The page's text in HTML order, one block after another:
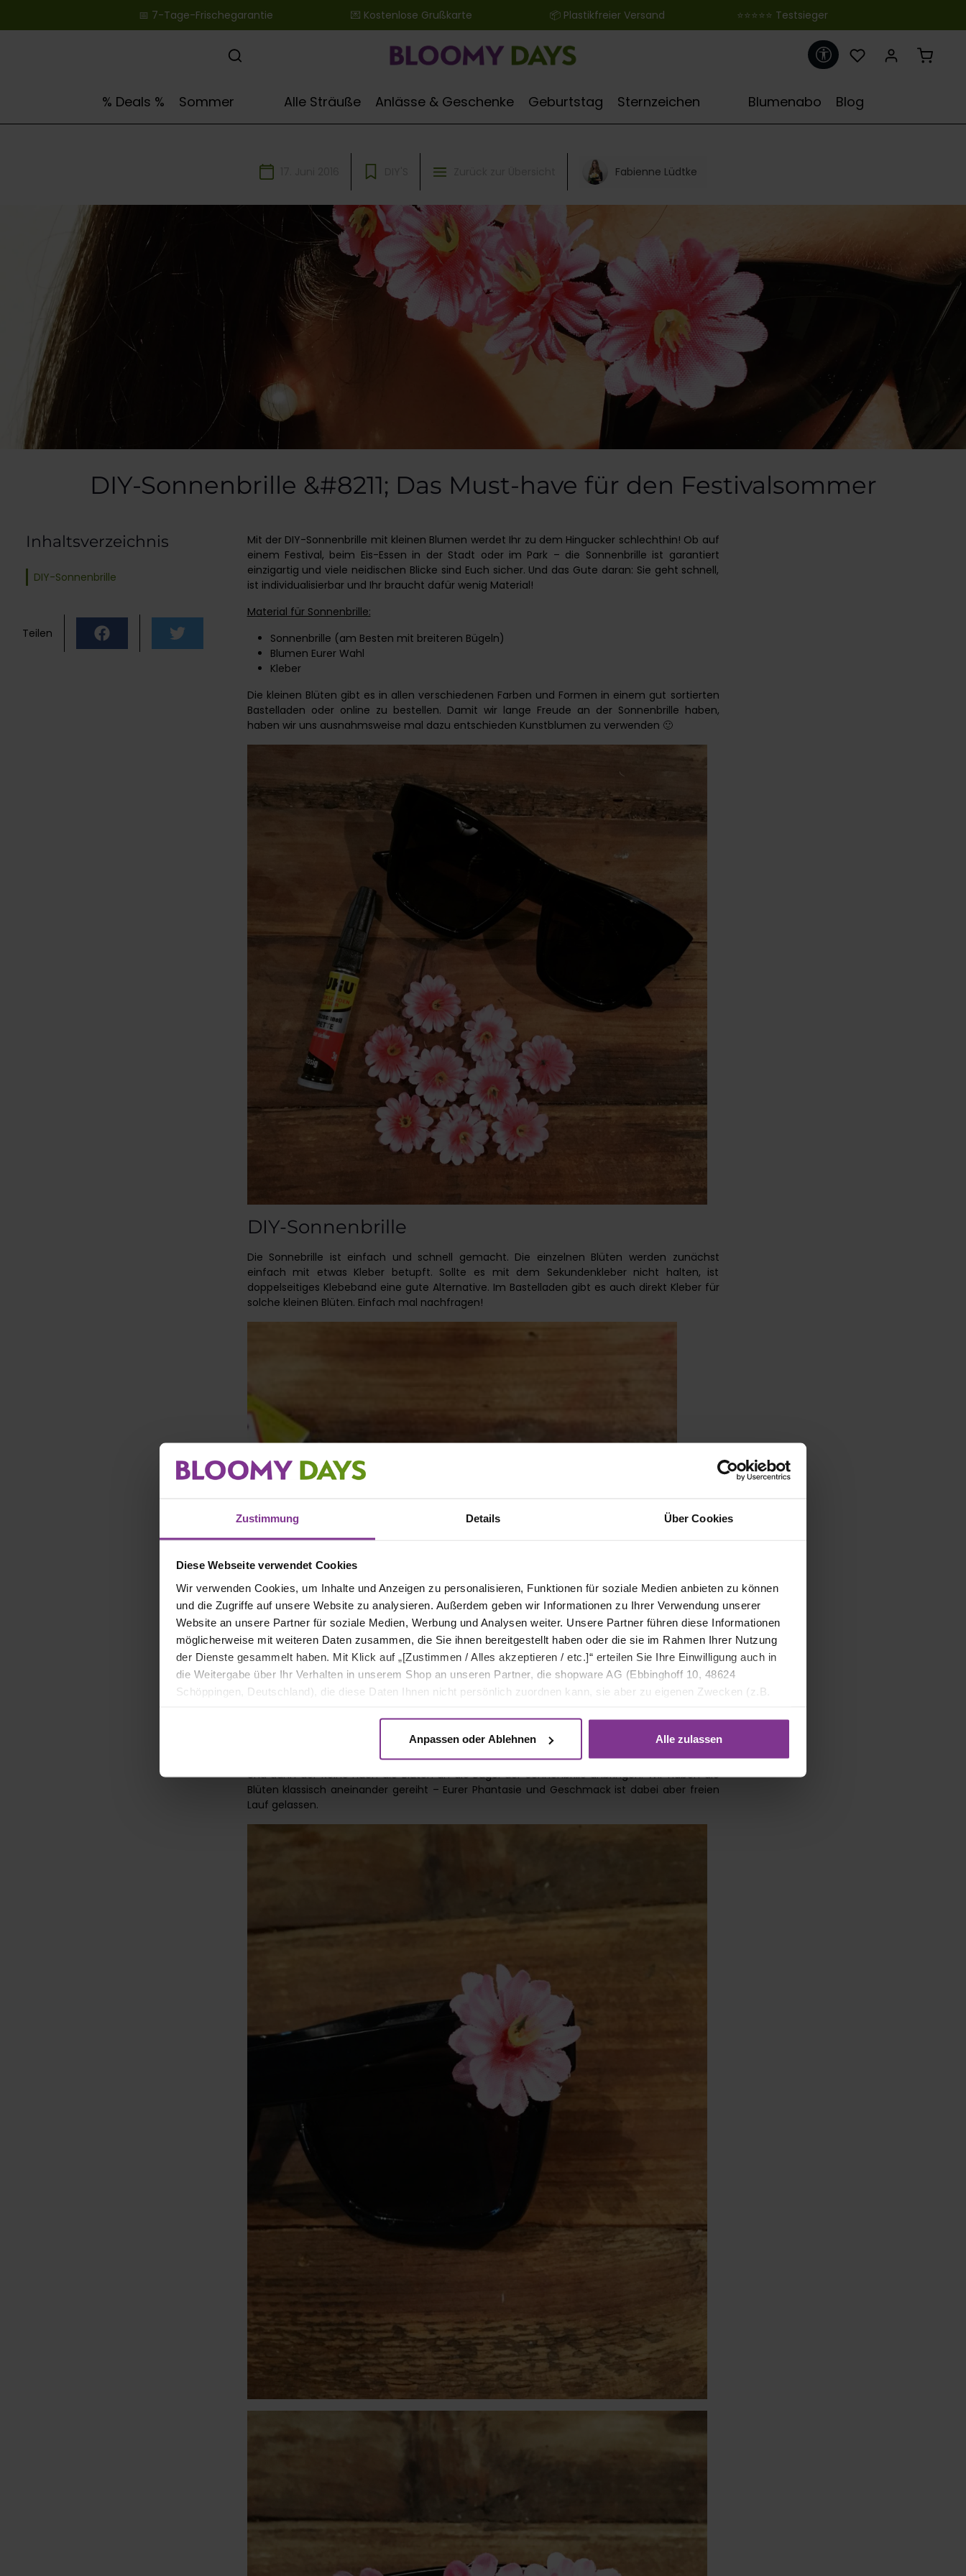
Zustimmung Details Über Cookies
Diese Webseite verwendet Cookies
Wir verwenden Cookies, um Inhalte und Anzeigen zu personalisieren, Funktionen für soziale Medien anbieten zu können
und die Zugriffe auf unsere Website zu analysieren. Außerdem geben wir Informationen zu Ihrer Verwendung unserer
Website an unsere Partner für soziale Medien, Werbung und Analysen weiter. Unsere Partner führen diese Informationen
möglicherweise mit weiteren Daten zusammen, die Sie ihnen bereitgestellt haben oder die sie im Rahmen Ihrer Nutzung
der Dienste gesammelt haben. Mit Klick auf „[Zustimmen / Alles akzeptieren / etc.]“ erteilen Sie Ihre Einwilligung auch in
die Weitergabe über Ihr Verhalten in unserem Shop an unseren Partner, die shopware AG (Ebbinghoff 10, 48624
Schöppingen, Deutschland), die diese Daten Ihnen nicht persönlich zuordnen kann, sie aber zu eigenen Zwecken (z.B.
Anpassen oder Ablehnen Alle zulassen
Zur Hauptnavigation springen
📅 7-Tage-Frischegarantie ‎ ‎ ‎ ‎ ‎ ‎ ‎ ‎ ‎ ‎ ‎ ‎ ‎ ‎ ‎ ‎ ‎ ‎ ‎ ‎ ‎ ‎ ‎ ‎ ‎ ‎ 💌 Kostenlose Grußkarte ‎ ‎ ‎ ‎ ‎ ‎ ‎ ‎ ‎ ‎ ‎ ‎ ‎ ‎ ‎ ‎ ‎ ‎ ‎ ‎ ‎ ‎ ‎ ‎ ‎ ‎ 📦 Plastikfreier Versand ‎ ‎ ‎ ‎ ‎ ‎ ‎ ‎ ‎ ‎ ‎ ‎ ‎ ‎ ‎ ‎ ‎ ‎ ‎ ‎ ‎ ‎ ‎ ‎ ‎⭐⭐⭐⭐⭐ Testsieger
Werkzeugleiste anzeigen
% Deals % Sommer Alle Sträuße Anlässe & Geschenke Geburtstag Sternzeichen Blumenabo Blog
Fabienne Lüdtke
DIY-Sonnenbrille &#8211; Das Must-have für den Festivalsommer
Inhaltsverzeichnis
DIY-Sonnenbrille
Teilen
Mit der DIY-Sonnenbrille mit kleinen Blumen werdet Ihr zu dem Hingucker schlechthin! Ob auf
einem Festival, beim Eis-Essen in der Stadt oder im Park – die Sonnenbrille ist garantiert
einzigartig und viele neidischen Blicke sind Euch sicher. Und das Gute daran: Sie geht schnell,
ist individualisierbar und Ihr braucht dafür wenig Material!
Material für Sonnenbrille:
Sonnenbrille (am Besten mit breiteren Bügeln)
Blumen Eurer Wahl
Kleber
Die kleinen Blüten gibt es in allen verschiedenen Farben und Formen in einem gut sortierten
Bastelladen oder online zu bestellen. Damit wir lange Freude an der Sonnenbrille haben,
haben wir uns ausnahmsweise mal dazu entschieden Kunstblumen zu verwenden 🙂
DIY-Sonnenbrille
Die Sonnebrille ist einfach und schnell gemacht. Die einzelnen Blüten werden zunächst
einfach mit etwas Kleber betupft. Sollte es mit dem Sekundenkleber nicht halten, ist
doppelseitiges Klebeband eine gute Alternative. Im Bastelladen gibt es auch direkt Kleber für
solche kleinen Blüten. Einfach mal nachfragen!
Und dann der Reihe nach die Blüten an die Bügel der Sonnenbrille anbringen. Wir haben die
Blüten klassisch aneinander gereiht – Eurer Phantasie und Geschmack ist dabei aber freien
Lauf gelassen.